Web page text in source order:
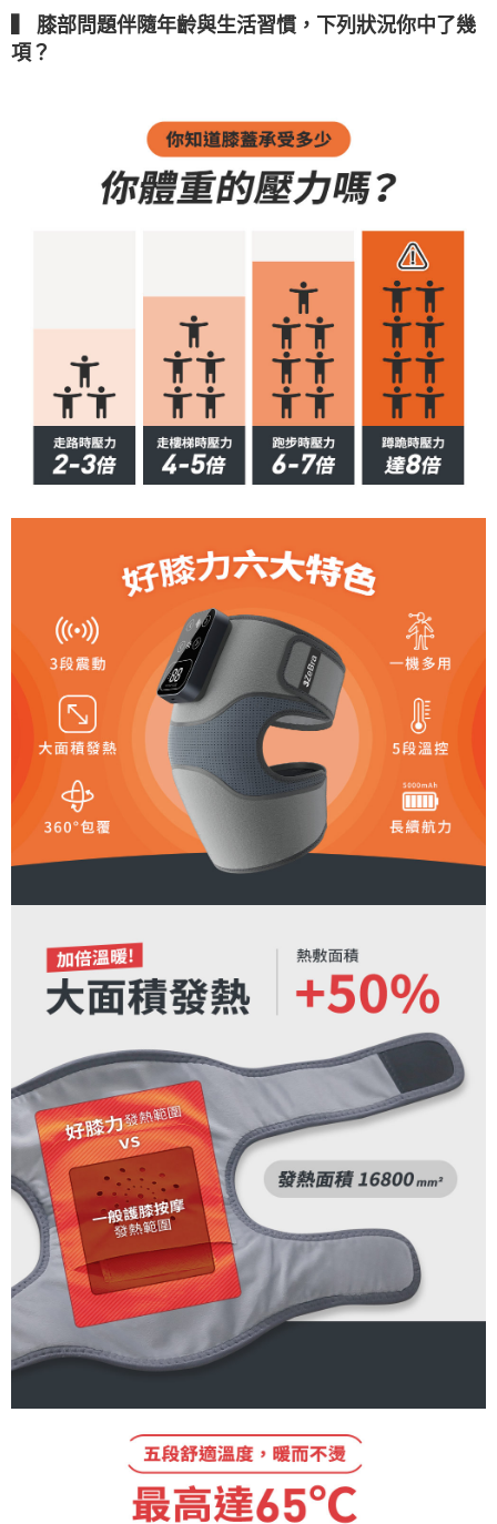
▍ 膝部問題伴隨年齡與生活習慣，下列狀況你中了幾
項？